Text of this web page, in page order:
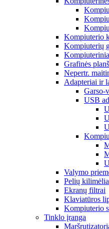
Kompiuterio
Kompiuterių
Grafinės
Nepertr.
Adapteriai ir
Garso-
USB
Valymo
Pelių
Ekranų filtrai
Klaviatūros
Kompiuterio
Tinklo įranga